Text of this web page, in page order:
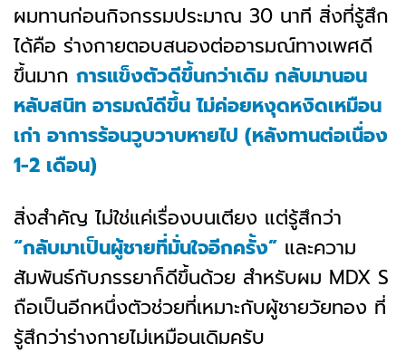
ผมทานก่อนกิจกรรมประมาณ 30 นาที สิ่งที่รู้สึก
ได้คือ ร่างกายตอบสนองต่ออารมณ์ทางเพศดี
ขึ้นมาก การแข็งตัวดีขึ้นกว่าเดิม กลับมานอน
หลับสนิท อารมณ์ดีขึ้น ไม่ค่อยหงุดหงิดเหมือน
เก่า อาการร้อนวูบวาบหายไป (หลังทานต่อเนื่อง
1-2 เดือน)
สิ่งสำคัญ ไม่ใช่แค่เรื่องบนเตียง แต่รู้สึกว่า
“กลับมาเป็นผู้ชายที่มั่นใจอีกครั้ง” และความ
สัมพันธ์กับภรรยาก็ดีขึ้นด้วย สำหรับผม MDX S
ถือเป็นอีกหนึ่งตัวช่วยที่เหมาะกับผู้ชายวัยทอง ที่
รู้สึกว่าร่างกายไม่เหมือนเดิมครับ